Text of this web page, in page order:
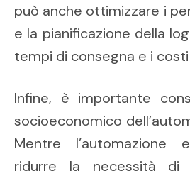
può anche ottimizzare i
e la pianificazione della
tempi di consegna e i
Infine, è importante
socioeconomico
Mentre l’automazione
ridurre la necessità di